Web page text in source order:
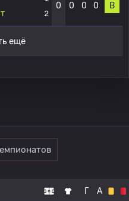
2
0 0 0 0 В
ещё
Г А